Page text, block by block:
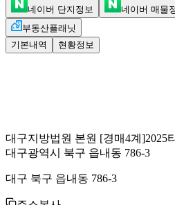
네이버 단지정보 네이버 매물
부동산플래닛
기본내역
현황정보
대구지방법원 본원 [경매4계]2025
대구광역시 북구 읍내동 786-3
대구 북구 읍내동 786-3